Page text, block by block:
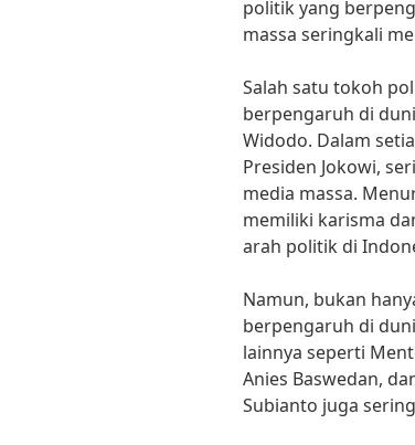
politik yang
massa seringkali
Salah satu tokoh
berpengaruh di
Widodo. Dalam
Presiden Jokowi,
media massa.
memiliki karisma
arah politik di
Namun, bukan
berpengaruh di
lainnya seperti
Anies Baswedan,
Subianto juga